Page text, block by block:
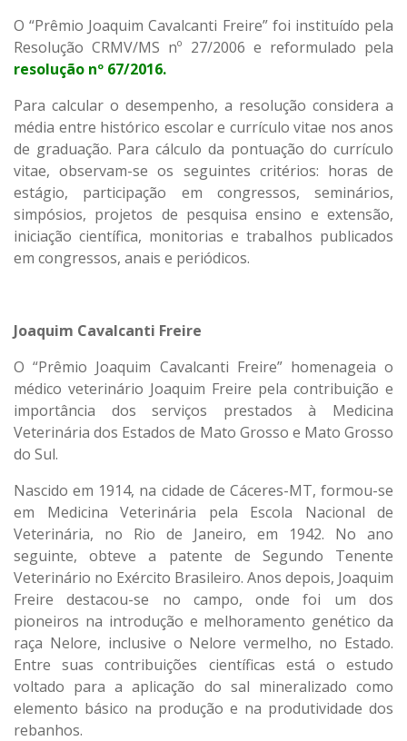
O “Prêmio Joaquim Cavalcanti Freire” foi instituído pela
Resolução CRMV/MS nº 27/2006 e reformulado pela
resolução nº 67/2016.
Para calcular o desempenho, a resolução considera a
média entre histórico escolar e currículo vitae nos anos
de graduação. Para cálculo da pontuação do currículo
vitae, observam-se os seguintes critérios: horas de
estágio, participação em congressos, seminários,
simpósios, projetos de pesquisa ensino e extensão,
iniciação científica, monitorias e trabalhos publicados
em congressos, anais e periódicos.
Joaquim Cavalcanti Freire
O “Prêmio Joaquim Cavalcanti Freire” homenageia o
médico veterinário Joaquim Freire pela contribuição e
importância dos serviços prestados à Medicina
Veterinária dos Estados de Mato Grosso e Mato Grosso
do Sul.
Nascido em 1914, na cidade de Cáceres-MT, formou-se
em Medicina Veterinária pela Escola Nacional de
Veterinária, no Rio de Janeiro, em 1942. No ano
seguinte, obteve a patente de Segundo Tenente
Veterinário no Exército Brasileiro. Anos depois, Joaquim
Freire destacou-se no campo, onde foi um dos
pioneiros na introdução e melhoramento genético da
raça Nelore, inclusive o Nelore vermelho, no Estado.
Entre suas contribuições científicas está o estudo
voltado para a aplicação do sal mineralizado como
elemento básico na produção e na produtividade dos
rebanhos.